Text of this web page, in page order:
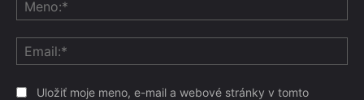
Uložiť moje meno, e-mail a webové stránky v tomto